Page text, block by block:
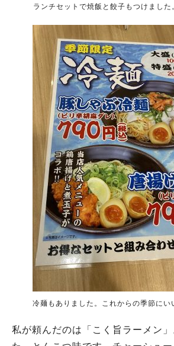
ランチセットで焼飯と餃子もつけました
冷麺もありました。これからの季節にい
私が頼んだのは「こく旨ラーメン